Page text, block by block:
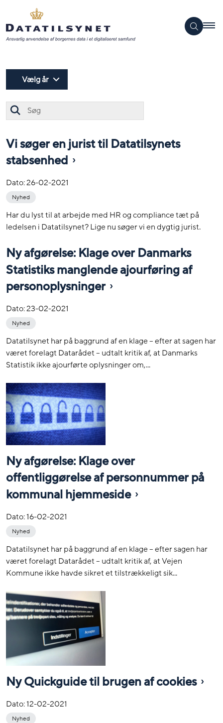
Vælg år
Vi søger en jurist til Datatilsynets
stabsenhed
Dato:26-02-2021
Nyhed
Har du lyst til at arbejde med HR og compliance tæt på
ledelsen i Datatilsynet? Lige nu søger vi en dygtig jurist.
Ny afgørelse: Klage over Danmarks
Statistiks manglende ajourføring af
personoplysninger
Dato:23-02-2021
Nyhed
Datatilsynet har på baggrund af en klage – efter at sagen har
været forelagt Datarådet – udtalt kritik af, at Danmarks
Statistik ikke ajourførte oplysninger om,...
Ny afgørelse: Klage over
offentliggørelse af personnummer på
kommunal hjemmeside
Dato:16-02-2021
Nyhed
Datatilsynet har på baggrund af en klage – efter sagen har
været forelagt Datarådet – udtalt kritik af, at Vejen
Kommune ikke havde sikret et tilstrækkeligt sik...
Ny Quickguide til brugen af cookies
Dato:12-02-2021
Nyhed